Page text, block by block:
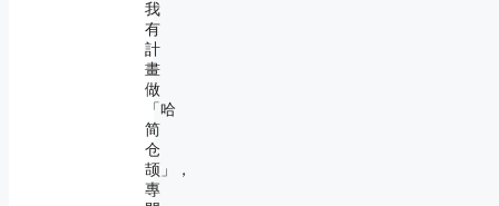
我
有
計
畫
做
「哈
简
仓
颉」，
專